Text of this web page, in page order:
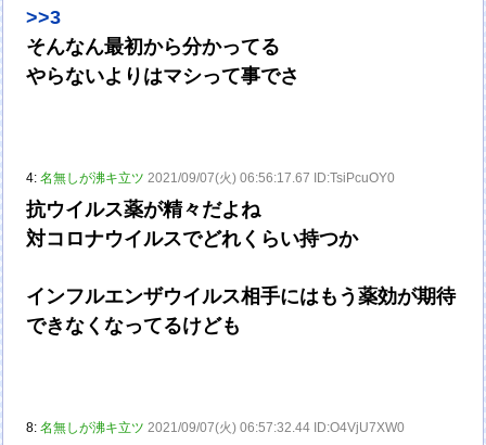
>>3
そんなん最初から分かってる
やらないよりはマシって事でさ
4:名無しが沸キ立ツ 2021/09/07(火) 06:56:17.67 ID:TsiPcuOY0
抗ウイルス薬が精々だよね
対コロナウイルスでどれくらい持つか
インフルエンザウイルス相手にはもう薬効が期待
できなくなってるけども
8:名無しが沸キ立ツ 2021/09/07(火) 06:57:32.44 ID:O4VjU7XW0